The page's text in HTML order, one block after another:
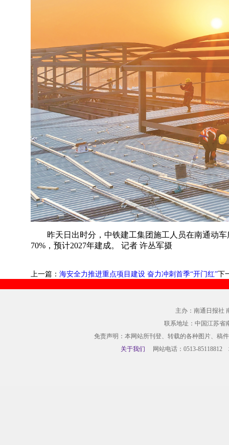
昨天日出时分，中铁建工集团施工人员在南通动
70%，预计2027年建成。 记者 许丛军摄
上一篇： 海安全力推进重点项目建设 奋力冲刺首季“开门红”下
主办：南通日报社
联系地址：中国江苏省
免责声明：本网站所刊登、转载的各种图片、稿
关于我们 网站电话：0513-85118812